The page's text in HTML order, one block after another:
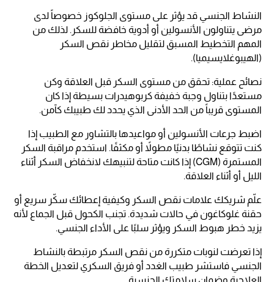
النشاط الجنسي قد يؤثر على مستوى الجلوكوز خصوصاً لدى
مرضى يتناولون الأنسولين أو أدوية خافضة للسكر. لذلك من
المهم التخطيط المسبق لتقليل مخاطر نقص السكر
(الهيبوغلايسيميا).
نصائح عملية: تحقق من مستوى السكر قبل العلاقة وكن
مستعدًا بتناول وجبة خفيفة كربوهيدرات بسيطة إذا كان
المستوى قريباً من الحد الأدنى الذي يحدد لك طبيبك كآمن.
اضبط جرعات الأنسولين أو مواعيدها بالتشاور مع الطبيب إذا
كنت تتوقع نشاطًا بدنيًا مطولاً أو مكثفًا. استخدم مراقبة السكر
المستمرة (CGM) إذا كانت متاحة لتنبيهك لانخفاض السكر أثناء
الليل أو أثناء العلاقة.
علّم شريكك علامات نقص السكر وكيفية إعطائك سكّر سريع أو
حقنة غلوكاغون في حالات شديدة. تجنب الكحول قبل الجماع لأنه
يزيد خطر هبوط السكر ويؤثر سلبًا على الأداء الجنسي.
إذا تعرضت لنوبات متكررة من نقص السكر مرتبطة بالنشاط
الجنسي فاستشر طبيب الغدد أو فريق السكري لتعديل الخطة
العلاجية وضمان سلامتك الجنسية.